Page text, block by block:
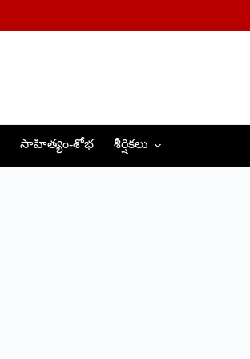
సాహిత్యం-శోభ శీర్షికలు